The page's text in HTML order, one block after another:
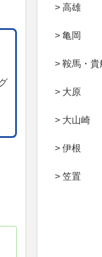
> 高雄
> 亀岡
> 鞍馬・貴
> 大原
> 大山崎
> 伊根
> 笠置